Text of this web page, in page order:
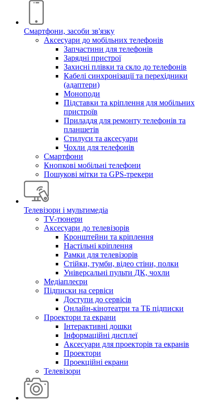
Смартфони, засоби зв'язку
Аксесуари до мобільних телефонів
Запчастини для телефонів
Зарядні пристрої
Захисні плівки та скло до телефонів
Кабелі синхронізації та перехідники
(адаптери)
Моноподи
Підставки та кріплення для мобільних
пристроїв
Приладдя для ремонту телефонів та
планшетів
Стилуси та аксесуари
Чохли для телефонів
Смартфони
Кнопкові мобільні телефони
Пошукові мітки та GPS-трекери
Телевізори і мультимедіа
TV-тюнери
Аксесуари до телевізорів
Кронштейни та кріплення
Настільні кріплення
Рамки для телевізорів
Стійки, тумби, відео стіни, полки
Універсальні пульти ДК, чохли
Медіаплеєри
Підписки на сервіси
Доступи до сервісів
Онлайн-кінотеатри та ТБ підписки
Проектори та екрани
Інтерактивні дошки
Інформаційні дисплеї
Аксесуари для проекторів та екранів
Проектори
Проекційні екрани
Телевізори